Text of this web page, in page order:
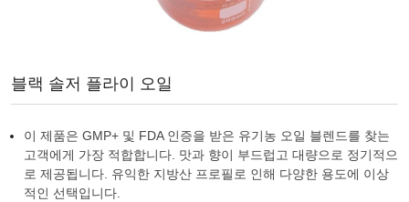
블랙 솔저 플라이 오일
이 제품은 GMP+ 및 FDA 인증을 받은 유기농 오일 블렌드를 찾는
고객에게 가장 적합합니다. 맛과 향이 부드럽고 대량으로 정기적으
로 제공됩니다. 유익한 지방산 프로필로 인해 다양한 용도에 이상
적인 선택입니다.